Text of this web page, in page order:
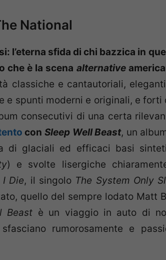
National
l’eterna sfida di chi bazzica in
che è la scena alternative
classiche e cantautoriali,
e spunti moderni e originali, e forti
consecutivi di una certa
con Sleep Well Beast, un
di glaciali ed efficaci basi
) e svolte lisergiche
I Die, il singolo The System Only
quello del sempre lodato Matt
Beast è un viaggio in auto di
rumorosamente e